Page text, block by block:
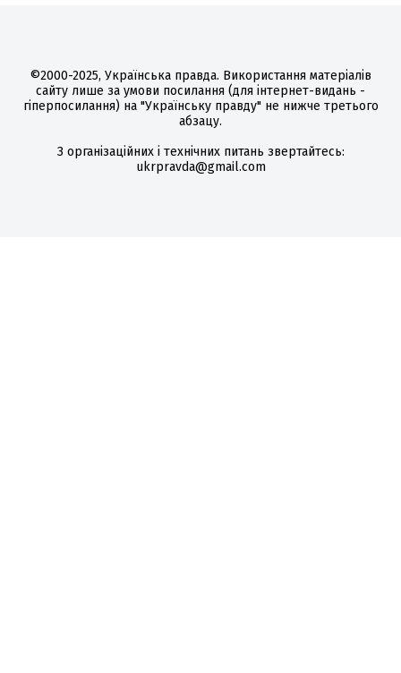
©2000-2025, Українська правда. Використання матеріалів
сайту лише за умови посилання (для інтернет-видань -
гіперпосилання) на "Українську правду" не нижче третього
абзацу.
З організаційних і технічних питань звертайтесь:
ukrpravda@gmail.com